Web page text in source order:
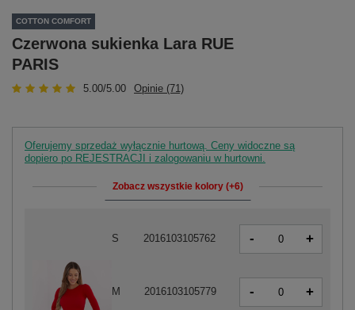
COTTON COMFORT
Czerwona sukienka Lara RUE
PARIS
5.00/5.00 Opinie (71)
Oferujemy sprzedaż wyłącznie hurtową. Ceny widoczne są
dopiero po REJESTRACJI i zalogowaniu w hurtowni.
Zobacz wszystkie kolory (+6)
S 2016103105762 - +
M 2016103105779 - +